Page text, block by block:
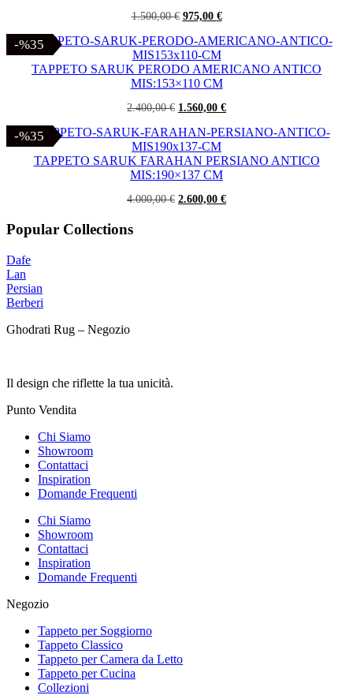
1.500,00€ Il
originale
era:
1.500,00 €.
975,00 €Il
attuale
è:
975,00 €.
-%35
-%35
TAPPETO SARUK PERODO AMERICANO ANTICO
MIS:153×110 CM
2.400,00€ Il
originale
era:
2.400,00 €.
1.560,00 €Il
attuale
1.560,00 €.
-%35
-%35
TAPPETO SARUK FARAHAN PERSIANO ANTICO
MIS:190×137 CM
4.000,00€ Il
2.600,00 €Il
Popular Collections
Dafe
Lan
Persian
Berberi
Ghodrati Rug – Negozio
Il design che riflette la tua unicità.
Punto Vendita
Chi Siamo
Showroom
Contattaci
Inspiration
Domande Frequenti
Chi Siamo
Showroom
Contattaci
Inspiration
Domande Frequenti
Negozio
Tappeto per Soggiorno
Tappeto Classico
Tappeto per Camera da Letto
Tappeto per Cucina
Collezioni